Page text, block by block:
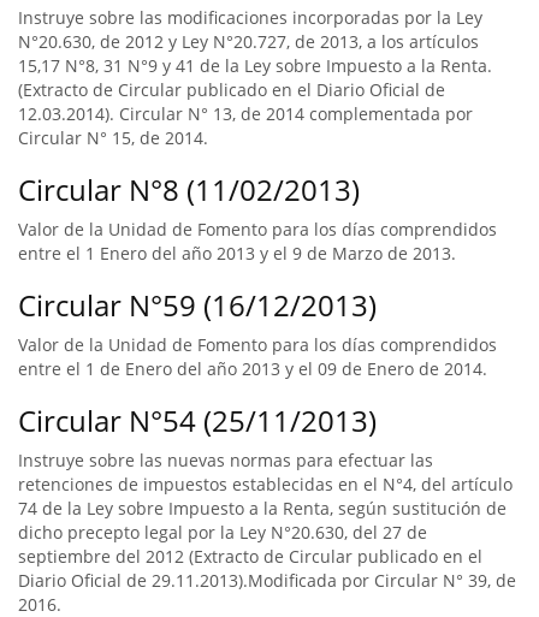
Instruye sobre las modificaciones incorporadas por la Ley
N°20.630, de 2012 y Ley N°20.727, de 2013, a los artículos
15,17 N°8, 31 N°9 y 41 de la Ley sobre Impuesto a la Renta.
(Extracto de Circular publicado en el Diario Oficial de
12.03.2014). Circular N° 13, de 2014 complementada por
Circular N° 15, de 2014.
Circular N°8 (11/02/2013)
Valor de la Unidad de Fomento para los días comprendidos
entre el 1 Enero del año 2013 y el 9 de Marzo de 2013.
Circular N°59 (16/12/2013)
Valor de la Unidad de Fomento para los días comprendidos
entre el 1 de Enero del año 2013 y el 09 de Enero de 2014.
Circular N°54 (25/11/2013)
Instruye sobre las nuevas normas para efectuar las
retenciones de impuestos establecidas en el N°4, del artículo
74 de la Ley sobre Impuesto a la Renta, según sustitución de
dicho precepto legal por la Ley N°20.630, del 27 de
septiembre del 2012 (Extracto de Circular publicado en el
Diario Oficial de 29.11.2013).Modificada por Circular N° 39, de
2016.